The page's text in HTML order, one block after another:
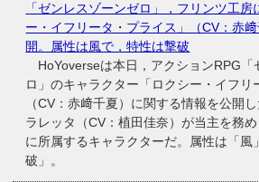
「ゼンレスゾーンゼロ」，フリンツ工
ー・イフリータ・プライス」（CV：赤
開。属性は風で，特性は撃破
HoYoverseは本日，アクションRPG「
ロ」のキャラクター「ロクシー・イフリ
（CV：赤﨑千夏）に関する情報を公開
ラレッタ（CV：植田佳奈）が当主を務め
に所属するキャラクターだ。属性は「風
破」。